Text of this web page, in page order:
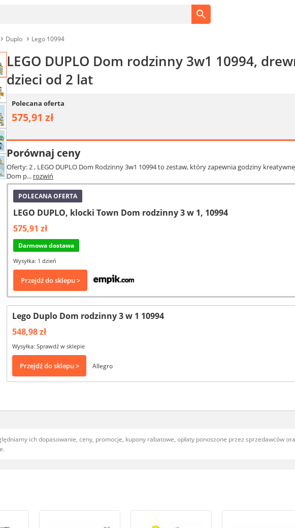
Duplo Lego 10994
LEGO DUPLO Dom rodzinny 3w1 10994,
dzieci od 2 lat
Polecana oferta
575,91 zł
Porównaj ceny
Oferty: 2, LEGO DUPLO Dom Rodzinny 3w1 10994 to zestaw, który zapewnia godziny
Dom p... rozwiń
POLECANA OFERTA
LEGO DUPLO, klocki Town Dom rodzinny 3 w 1, 10994
575,91 zł
Darmowa dostawa
Wysyłka: 1 dzień
Przejdź do sklepu >
Lego Duplo Dom rodzinny 3 w 1 10994
548,98 zł
Wysyłka: Sprawdź w sklepie
Przejdź do sklepu > Allegro
ich dopasowanie, ceny, promocje, kupony rabatowe, opłaty ponoszone przez sprzedawców